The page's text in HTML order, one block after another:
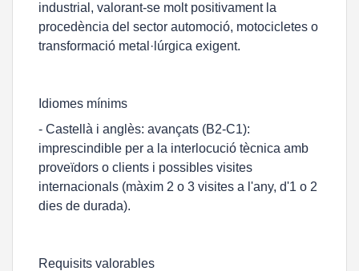
industrial, valorant-se molt positivament la
procedència del sector automoció, motocicletes o
transformació metal·lúrgica exigent.
Idiomes mínims
- Castellà i anglès: avançats (B2-C1):
imprescindible per a la interlocució tècnica amb
proveïdors o clients i possibles visites
internacionals (màxim 2 o 3 visites a l'any, d'1 o 2
dies de durada).
Requisits valorables